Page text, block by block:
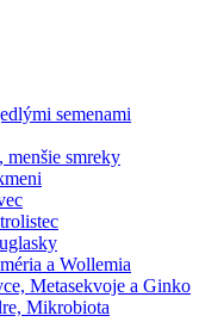
semenami
menšie smreky
a Wollemia
Metasekvoje a Ginko
Mikrobiota